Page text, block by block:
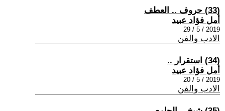
(33) حروف .. العطف
أمل فؤاد عبيد
2019 / 5 / 29
الادب والفن
(34) استقرار ..
أمل فؤاد عبيد
2019 / 5 / 20
الادب والفن